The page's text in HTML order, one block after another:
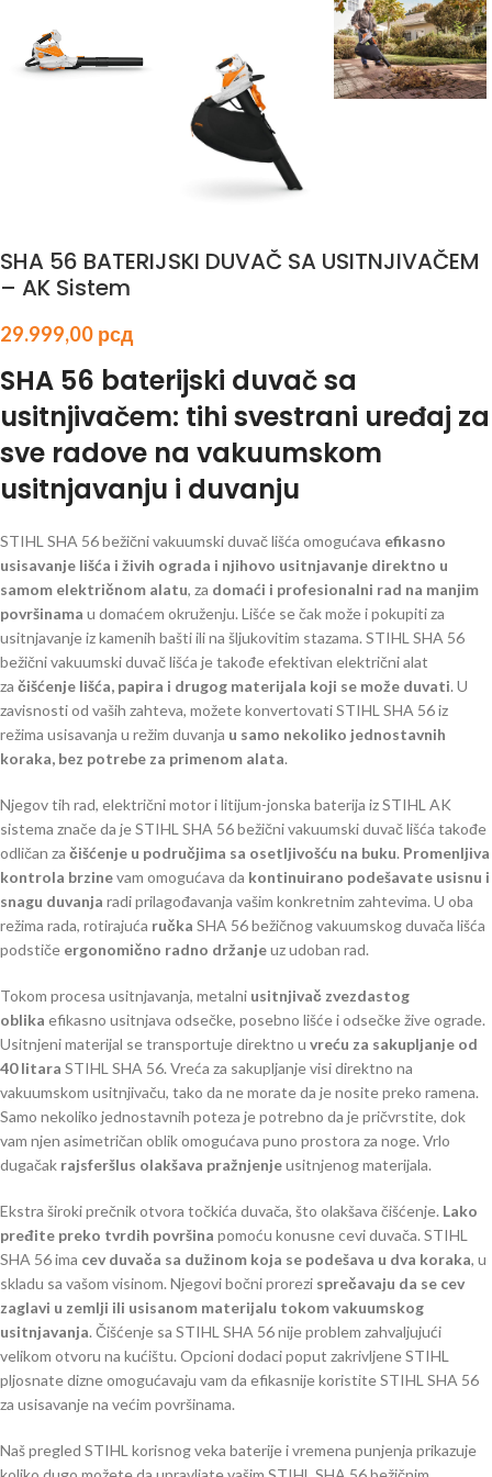
SHA 56 BATERIJSKI DUVAČ SA USITNJIVAČEM
– AK Sistem
29.999,00 рсд
SHA 56 baterijski duvač sa
usitnjivačem: tihi svestrani uređaj za
sve radove na vakuumskom
usitnjavanju i duvanju
STIHL SHA 56 bežični vakuumski duvač lišća omogućava efikasno
usisavanje lišća i živih ograda i njihovo usitnjavanje direktno u
samom električnom alatu, za domaći i profesionalni rad na manjim
površinama u domaćem okruženju. Lišće se čak može i pokupiti za
usitnjavanje iz kamenih bašti ili na šljukovitim stazama. STIHL SHA 56
bežični vakuumski duvač lišća je takođe efektivan električni alat
za čišćenje lišća, papira i drugog materijala koji se može duvati. U
zavisnosti od vaših zahteva, možete konvertovati STIHL SHA 56 iz
režima usisavanja u režim duvanja u samo nekoliko jednostavnih
koraka, bez potrebe za primenom alata.
Njegov tih rad, električni motor i litijum-jonska baterija iz STIHL AK
sistema znače da je STIHL SHA 56 bežični vakuumski duvač lišća takođe
odličan za čišćenje u područjima sa osetljivošću na buku. Promenljiva
kontrola brzinevam omogućava da kontinuirano podešavate usisnu i
snagu duvanja radi prilagođavanja vašim konkretnim zahtevima. U oba
režima rada, rotirajuća ručka SHA 56 bežičnog vakuumskog duvača lišća
podstiče ergonomično radno držanjeuz udoban rad.
Tokom procesa usitnjavanja, metalni usitnjivač zvezdastog
oblika efikasno usitnjava odsečke, posebno lišće i odsečke žive ograde.
Usitnjeni materijal se transportuje direktno u vreću za sakupljanje od
40 litara STIHL SHA 56. Vreća za sakupljanje visi direktno na
vakuumskom usitnjivaču, tako da ne morate da je nosite preko ramena.
Samo nekoliko jednostavnih poteza je potrebno da je pričvrstite, dok
vam njen asimetričan oblik omogućava puno prostora za noge. Vrlo
dugačak rajsferšlus olakšava pražnjenjeusitnjenog materijala.
Ekstra široki prečnik otvora točkića duvača, što olakšava čišćenje. Lako
pređite preko tvrdih površina pomoću konusne cevi duvača. STIHL
SHA 56 ima cev duvača sa dužinom koja se podešava u dva koraka, u
skladu sa vašom visinom. Njegovi bočni prorezi sprečavaju da se cev
zaglavi u zemlji ili usisanom materijalu tokom vakuumskog
usitnjavanja. Čišćenje sa STIHL SHA 56 nije problem zahvaljujući
velikom otvoru na kućištu. Opcioni dodaci poput zakrivljene STIHL
pljosnate dizne omogućavaju vam da efikasnije koristite STIHL SHA 56
za usisavanje na većim površinama.
Naš pregled STIHL korisnog veka baterije i vremena punjenja prikazuje